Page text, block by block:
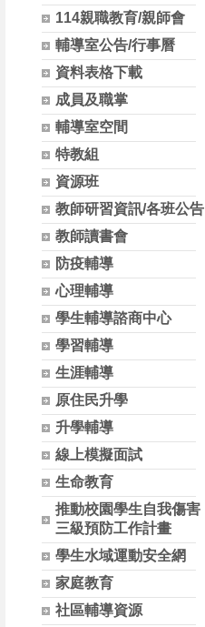
114親職教育/親師會
輔導室公告/行事曆
資料表格下載
成員及職掌
輔導室空間
特教組
資源班
教師研習資訊/各班公告
教師讀書會
防疫輔導
心理輔導
學生輔導諮商中心
學習輔導
生涯輔導
原住民升學
升學輔導
線上模擬面試
生命教育
推動校園學生自我傷害
三級預防工作計畫
學生水域運動安全網
家庭教育
社區輔導資源